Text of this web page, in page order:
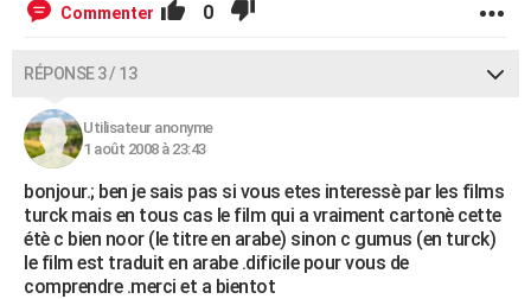
Commenter 0
RÉPONSE 3 / 13
Utilisateur anonyme
1 août 2008 à 23:43
bonjour.; ben je sais pas si vous etes interessè par les films
turck mais en tous cas le film qui a vraiment cartonè cette
étè c bien noor (le titre en arabe) sinon c gumus (en turck)
le film est traduit en arabe .dificile pour vous de
comprendre .merci et a bientot